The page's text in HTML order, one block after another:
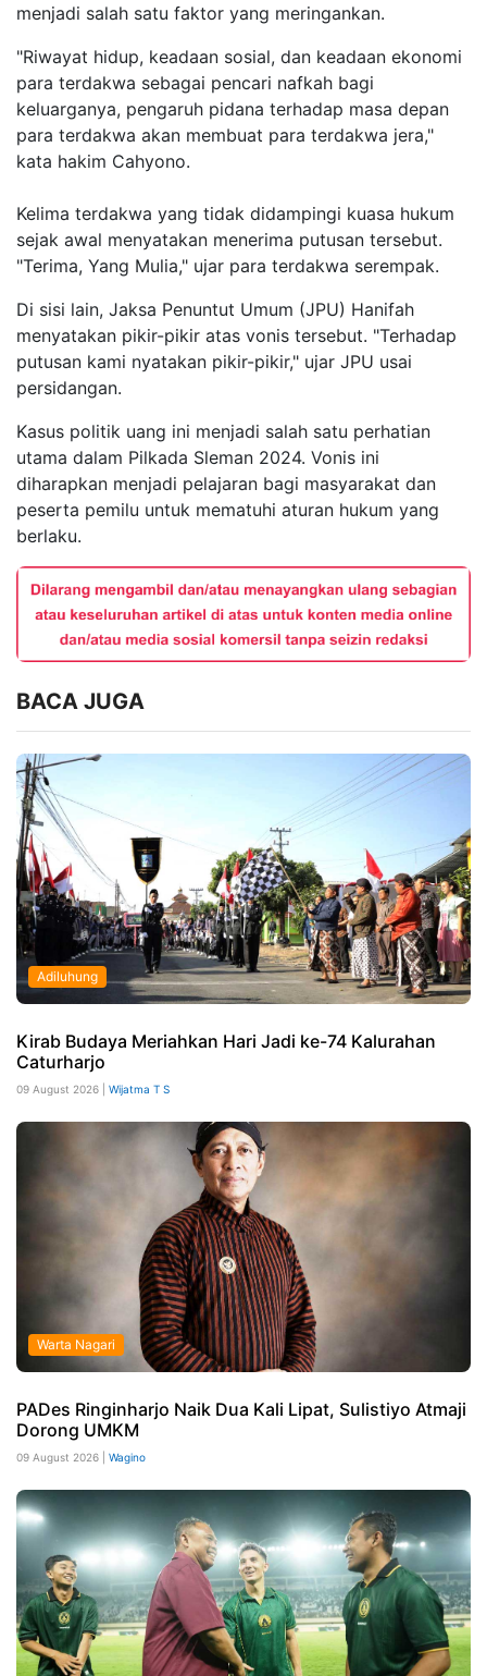
menjadi salah satu faktor yang meringankan.
"Riwayat hidup, keadaan sosial, dan keadaan ekonomi
para terdakwa sebagai pencari nafkah bagi
keluarganya, pengaruh pidana terhadap masa depan
para terdakwa akan membuat para terdakwa jera,"
kata hakim Cahyono.
Kelima terdakwa yang tidak didampingi kuasa hukum
sejak awal menyatakan menerima putusan tersebut.
"Terima, Yang Mulia," ujar para terdakwa serempak.
Di sisi lain, Jaksa Penuntut Umum (JPU) Hanifah
menyatakan pikir-pikir atas vonis tersebut. "Terhadap
putusan kami nyatakan pikir-pikir," ujar JPU usai
persidangan.
Kasus politik uang ini menjadi salah satu perhatian
utama dalam Pilkada Sleman 2024. Vonis ini
diharapkan menjadi pelajaran bagi masyarakat dan
peserta pemilu untuk mematuhi aturan hukum yang
berlaku.
BACA JUGA
Adiluhung
Kirab Budaya Meriahkan Hari Jadi ke-74 Kalurahan
Caturharjo
09 August 2026 | Wijatma T S
Warta Nagari
PADes Ringinharjo Naik Dua Kali Lipat, Sulistiyo Atmaji
Dorong UMKM
09 August 2026 | Wagino